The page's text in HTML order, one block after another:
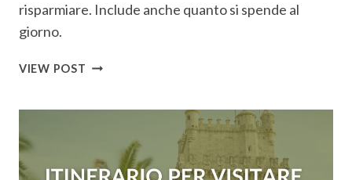
risparmiare. Include anche quanto si spende al
giorno.
VIEW POST QUANTO
CARA?